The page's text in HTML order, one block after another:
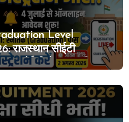
Level
राजस्थान सीईटी
नोटिफिकेशन जारी, 4